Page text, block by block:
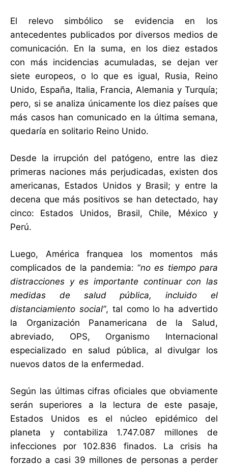
El relevo simbólico se evidencia en los
antecedentes publicados por diversos medios de
comunicación. En la suma, en los diez estados
con más incidencias acumuladas, se dejan ver
siete europeos, o lo que es igual, Rusia, Reino
Unido, España, Italia, Francia, Alemania y Turquía;
pero, si se analiza únicamente los diez países que
más casos han comunicado en la última semana,
quedaría en solitario Reino Unido.
Desde la irrupción del patógeno, entre las diez
primeras naciones más perjudicadas, existen dos
americanas, Estados Unidos y Brasil; y entre la
decena que más positivos se han detectado, hay
cinco: Estados Unidos, Brasil, Chile, México y
Perú.
Luego, América franquea los momentos más
complicados de la pandemia: “no es tiempo para
distracciones y es importante continuar con las
medidas de salud pública, incluido el
distanciamiento social”, tal como lo ha advertido
la Organización Panamericana de la Salud,
abreviado, OPS, Organismo Internacional
especializado en salud pública, al divulgar los
nuevos datos de la enfermedad.
Según las últimas cifras oficiales que obviamente
serán superiores a la lectura de este pasaje,
Estados Unidos es el núcleo epidémico del
planeta y contabiliza 1.747.087 millones de
infecciones por 102.836 finados. La crisis ha
forzado a casi 39 millones de personas a perder